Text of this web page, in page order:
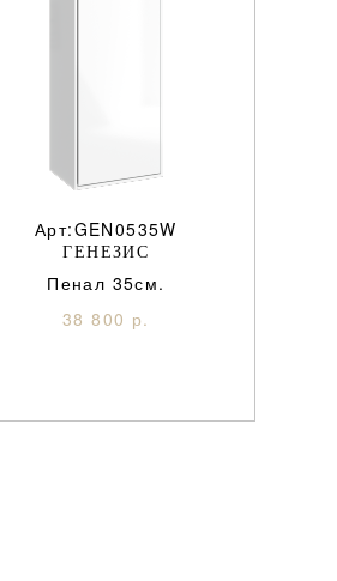
Арт:GEN0535W
ГЕНЕЗИС
Пенал 35см.
38 800 р.